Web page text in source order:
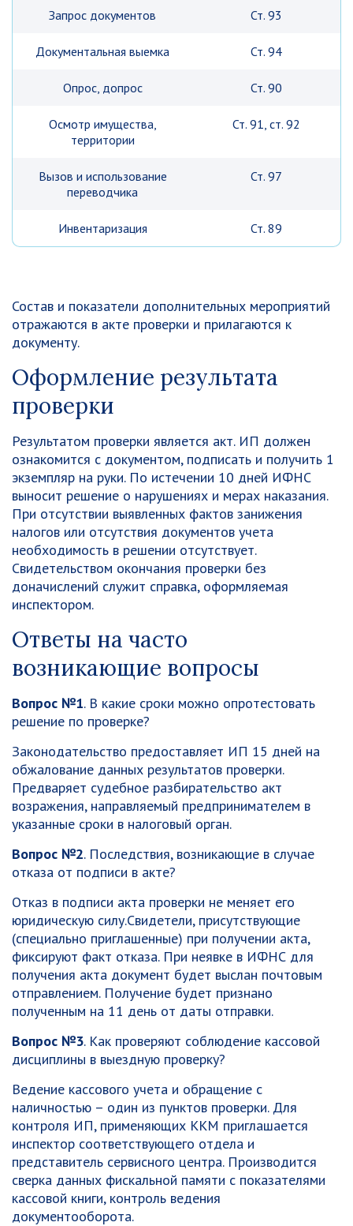
Запрос документов Ст. 93
Документальная выемка Ст. 94
Опрос, допрос Ст. 90
Осмотр имущества,
территории
Ст. 91, ст. 92
Вызов и использование
переводчика
Ст. 97
Инвентаризация Ст. 89
Состав и показатели дополнительных мероприятий
отражаются в акте проверки и прилагаются к
документу.
Оформление результата
проверки
Результатом проверки является акт. ИП должен
ознакомится с документом, подписать и получить 1
экземпляр на руки. По истечении 10 дней ИФНС
выносит решение о нарушениях и мерах наказания.
При отсутствии выявленных фактов занижения
налогов или отсутствия документов учета
необходимость в решении отсутствует.
Свидетельством окончания проверки без
доначислений служит справка, оформляемая
инспектором.
Ответы на часто
возникающие вопросы
Вопрос №1. В какие сроки можно опротестовать
решение по проверке?
Законодательство предоставляет ИП 15 дней на
обжалование данных результатов проверки.
Предваряет судебное разбирательство акт
возражения, направляемый предпринимателем в
указанные сроки в налоговый орган.
Вопрос №2. Последствия, возникающие в случае
отказа от подписи в акте?
Отказ в подписи акта проверки не меняет его
юридическую силу.Свидетели, присутствующие
(специально приглашенные) при получении акта,
фиксируют факт отказа. При неявке в ИФНС для
получения акта документ будет выслан почтовым
отправлением. Получение будет признано
полученным на 11 день от даты отправки.
Вопрос №3. Как проверяют соблюдение кассовой
дисциплины в выездную проверку?
Ведение кассового учета и обращение с
наличностью – один из пунктов проверки. Для
контроля ИП, применяющих ККМ приглашается
инспектор соответствующего отдела и
представитель сервисного центра. Производится
сверка данных фискальной памяти с показателями
кассовой книги, контроль ведения
документооборота.